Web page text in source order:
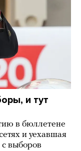
и тут
в бюллетене
и уехавшая
выборов